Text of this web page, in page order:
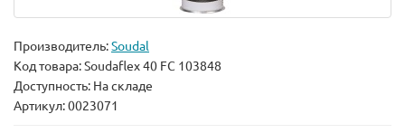
Производитель:Soudal
Код товара:Soudaflex 40 FC 103848
Доступность: На складе
Артикул: 0023071